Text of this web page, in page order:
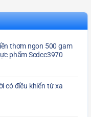
thơm ngon 500 gam
phẩm Scdcc3970
có điều khiển từ xa